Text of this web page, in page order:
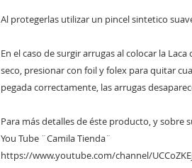
Al protegerlas utilizar un pincel sintetico
En el caso de surgir arrugas al colocar la
seco, presionar con foil y folex para quitar
pegada correctamente, las arrugas
Para más detalles de éste producto, y sobre
You Tube ¨Camila Tienda¨
https://www.youtube.com/channel/